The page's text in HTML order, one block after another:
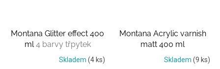
Montana Glitter effect 400
ml4 barvy třpytek
Skladem (4 ks)
Montana Acrylic varnish
matt 400 ml
Transparentní lak
Skladem (9 ks)